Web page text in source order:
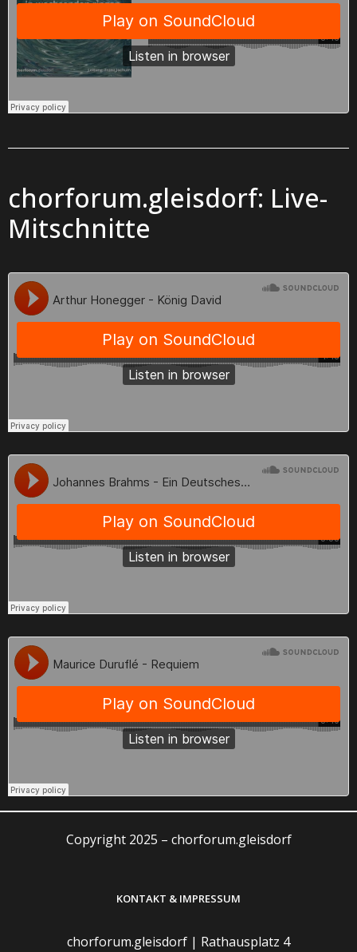
chorforum.gleisdorf: Live-
Mitschnitte
Copyright 2025 – chorforum.gleisdorf
KONTAKT & IMPRESSUM
chorforum.gleisdorf | Rathausplatz 4